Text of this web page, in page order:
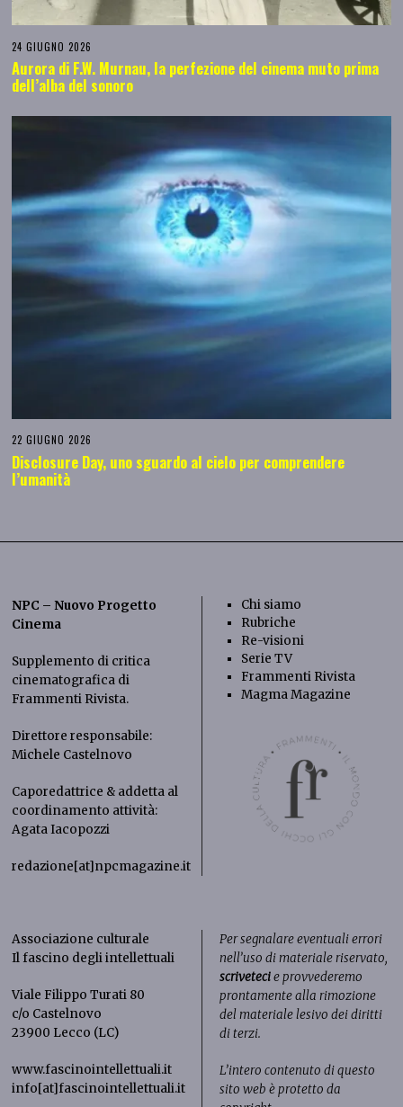
24 GIUGNO 2026
Aurora di F.W. Murnau, la perfezione del cinema muto prima
dell’alba del sonoro
22 GIUGNO 2026
Disclosure Day, uno sguardo al cielo per comprendere
l’umanità
NPC – Nuovo Progetto
Cinema
Supplemento di critica
cinematografica di
Frammenti Rivista.
Direttore responsabile:
Michele Castelnovo
Caporedattrice & addetta al
coordinamento attività:
Agata Iacopozzi
redazione[at]npcmagazine.it
Chi siamo
Rubriche
Re-visioni
Serie TV
Frammenti Rivista
Magma Magazine
Associazione culturale
Il fascino degli intellettuali
Viale Filippo Turati 80
c/o Castelnovo
23900 Lecco (LC)
www.fascinointellettuali.it
info[at]fascinointellettuali.it
Per segnalare eventuali errori
nell’uso di materiale riservato,
scrivetecie provvederemo
prontamente alla rimozione
del materiale lesivo dei diritti
di terzi.
L’intero contenuto di questo
sito web è protetto da